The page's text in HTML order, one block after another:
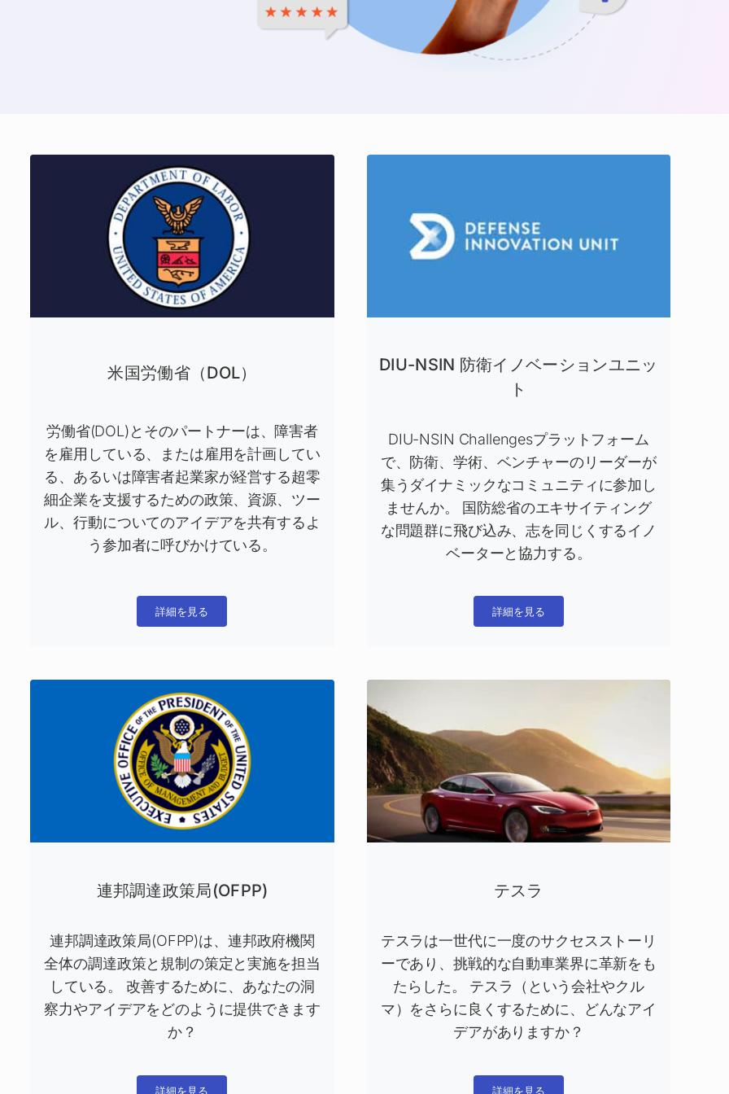
米国労働省（DOL）
労働省(DOL)とそのパートナーは、障害者
を雇用している、または雇用を計画してい
る、あるいは障害者起業家が経営する超零
細企業を支援するための政策、資源、ツー
ル、行動についてのアイデアを共有するよ
う参加者に呼びかけている。
詳細を見る
DIU-NSIN 防衛イノベーションユニッ
ト
DIU-NSIN Challengesプラットフォーム
で、防衛、学術、ベンチャーのリーダーが
集うダイナミックなコミュニティに参加し
ませんか。 国防総省のエキサイティング
な問題群に飛び込み、志を同じくするイノ
ベーターと協力する。
詳細を見る
連邦調達政策局(OFPP)
連邦調達政策局(OFPP)は、連邦政府機関
全体の調達政策と規制の策定と実施を担当
している。 改善するために、あなたの洞
察力やアイデアをどのように提供できます
か？
詳細を見る
テスラ
テスラは一世代に一度のサクセスストーリ
ーであり、挑戦的な自動車業界に革新をも
たらした。 テスラ（という会社やクル
マ）をさらに良くするために、どんなアイ
デアがありますか？
詳細を見る